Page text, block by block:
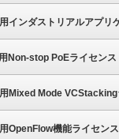
インダストリアルアプリ
Non-stop PoEライセンス
Mixed Mode VCStacking
OpenFlow機能ライセンス